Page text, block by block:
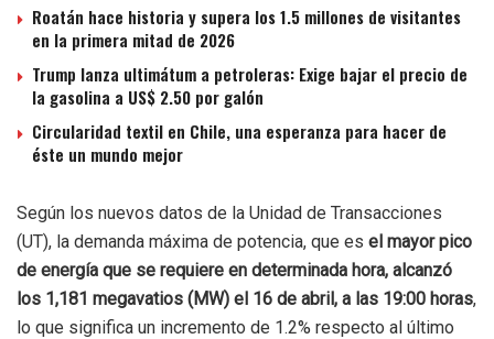
Roatán hace historia y supera los 1.5 millones de visitantes
en la primera mitad de 2026
Trump lanza ultimátum a petroleras: Exige bajar el precio de
la gasolina a US$ 2.50 por galón
Circularidad textil en Chile, una esperanza para hacer de
éste un mundo mejor
Según los nuevos datos de la Unidad de Transacciones
(UT), la demanda máxima de potencia, que es el mayor pico
de energía que se requiere en determinada hora, alcanzó
los 1,181 megavatios (MW) el 16 de abril, a las 19:00 horas,
lo que significa un incremento de 1.2% respecto al último